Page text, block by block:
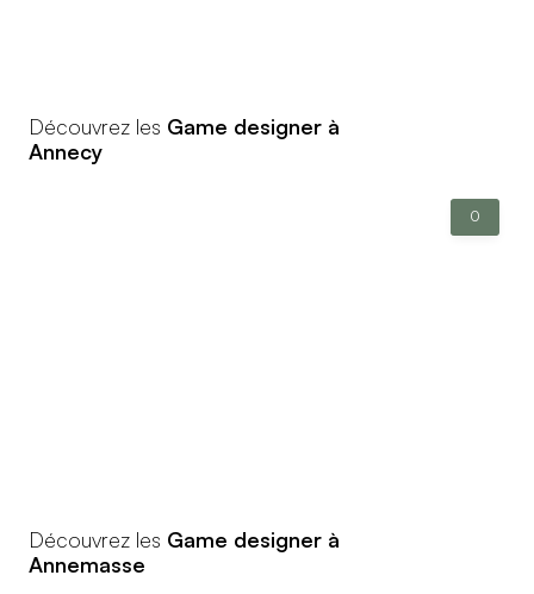
Découvrez les Game designer à
Annecy
0
Découvrez les Game designer à
Annemasse